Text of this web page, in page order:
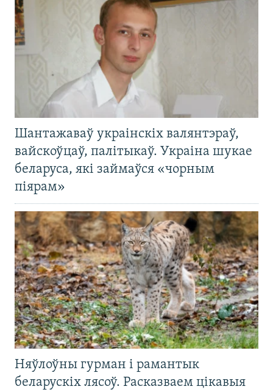
Шантажаваў украінскіх валянтэраў,
вайскоўцаў, палітыкаў. Украіна шукае
беларуса, які займаўся «чорным
піярам»
Няўлоўны гурман і рамантык
беларускіх лясоў. Расказваем цікавыя